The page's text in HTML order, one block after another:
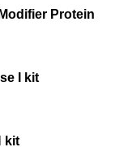
Protein
I kit
kit